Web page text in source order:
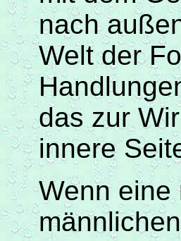
nach
Welt der
das zur
innere
Wenn eine